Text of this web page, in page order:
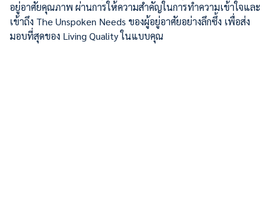
อยู่อาศัยคุณภาพ ผ่านการให้ความสำคัญในการทำความเข้าใจและ
เข้าถึง The Unspoken Needs ของผู้อยู่อาศัยอย่างลึกซึ้ง เพื่อส่ง
มอบที่สุดของ Living Quality ในแบบคุณ